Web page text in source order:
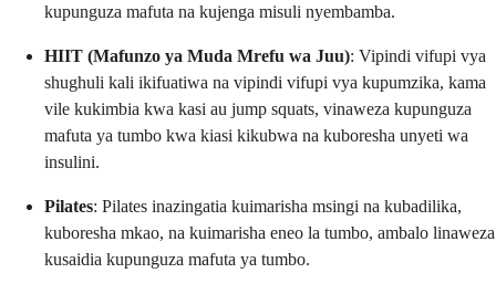
kupunguza mafuta na kujenga misuli nyembamba.
HIIT (Mafunzo ya Muda Mrefu wa Juu): Vipindi vifupi vya
shughuli kali ikifuatiwa na vipindi vifupi vya kupumzika, kama
vile kukimbia kwa kasi au jump squats, vinaweza kupunguza
mafuta ya tumbo kwa kiasi kikubwa na kuboresha unyeti wa
insulini.
Pilates: Pilates inazingatia kuimarisha msingi na kubadilika,
kuboresha mkao, na kuimarisha eneo la tumbo, ambalo linaweza
kusaidia kupunguza mafuta ya tumbo.